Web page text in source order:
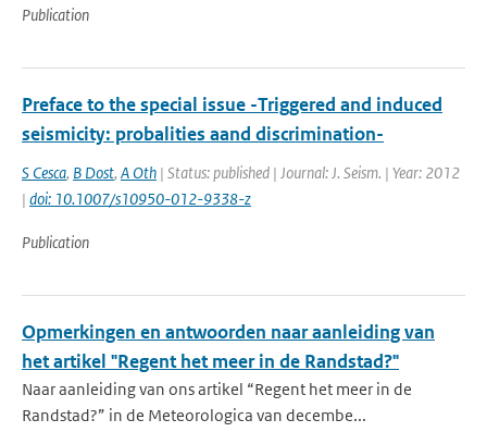
Publication
Preface to the special issue -Triggered and induced
seismicity: probalities aand discrimination-
S Cesca, B Dost, A Oth | Status: published | Journal: J. Seism. | Year: 2012
| doi: 10.1007/s10950-012-9338-z
Publication
Opmerkingen en antwoorden naar aanleiding van
het artikel "Regent het meer in de Randstad?"
Naar aanleiding van ons artikel “Regent het meer in de
Randstad?” in de Meteorologica van decembe...